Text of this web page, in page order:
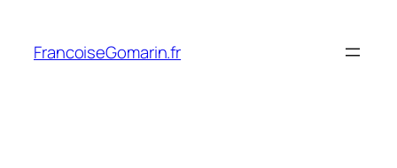
contenu
FrancoiseGomarin.fr